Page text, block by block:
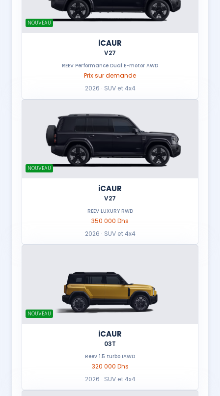
NOUVEAU
iCAUR
V27
REEV Performance Dual E-motor AWD
Prix sur demande
2026 · SUV et 4x4
NOUVEAU
iCAUR
V27
REEV LUXURY RWD
350 000 Dhs
2026 · SUV et 4x4
NOUVEAU
iCAUR
03T
Reev 1.5 turbo IAWD
320 000 Dhs
2026 · SUV et 4x4